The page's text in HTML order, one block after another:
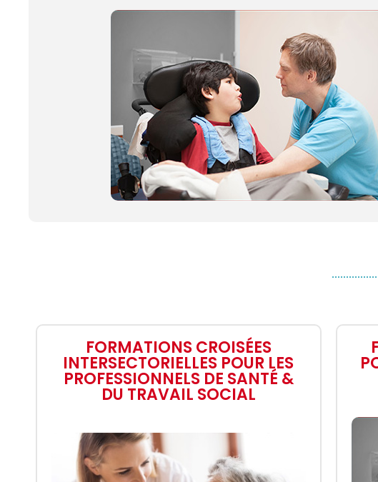
FORMATIONS CROISÉES
INTERSECTORIELLES POUR LES
PROFESSIONNELS DE SANTÉ &
DU TRAVAIL SOCIAL